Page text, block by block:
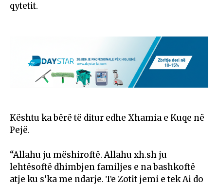
qytetit.
Kështu ka bërë të ditur edhe Xhamia e Kuqe në
Pejë.
“Allahu ju mëshiroftë. Allahu xh.sh ju
lehtësoftë dhimbjen familjes e na bashkoftë
atje ku s’ka me ndarje. Te Zotit jemi e tek Ai do